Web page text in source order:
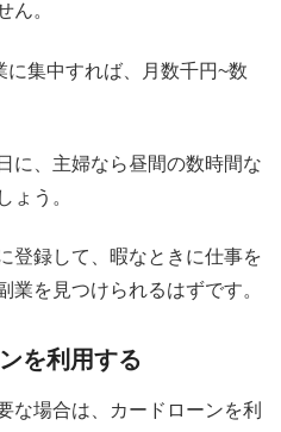
ん。
集中すれば、月数千円~数
に、主婦なら昼間の数時間な
ょう。
登録して、暇なときに仕事を
業を見つけられるはずです。
を利用する
な場合は、カードローンを利